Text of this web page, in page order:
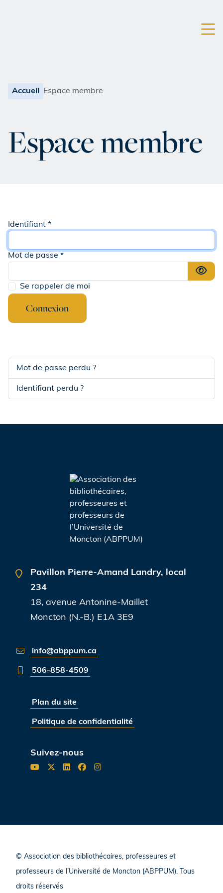
Accueil Espace membre
Espace membre
Identifiant *
Mot de passe *
Se rappeler de moi
Connexion
Mot de passe perdu ?
Identifiant perdu ?
Pavillon Pierre-Amand Landry, local
234
18, avenue Antonine-Maillet
Moncton (N.-B.) E1A 3E9
info@abppum.ca
506-858-4509
Suivez-nous
Plan du site
Politique de confidentialité
© Association des bibliothécaires, professeures et
professeurs de l’Université de Moncton (ABPPUM). Tous
droits réservés